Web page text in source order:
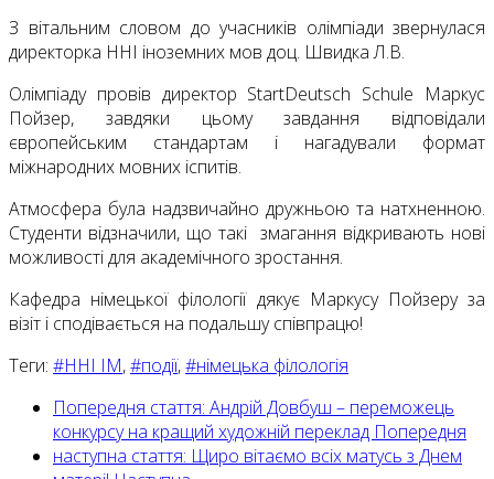
З вітальним словом до учасників олімпіади звернулася
директорка ННІ іноземних мов доц. Швидка Л.В.
Олімпіаду провів директор StartDeutsch Schule Маркус
Пойзер, завдяки цьому завдання відповідали
європейським стандартам і нагадували формат
міжнародних мовних іспитів.
Атмосфера була надзвичайно дружньою та натхненною.
Студенти відзначили, що такі змагання відкривають нові
можливості для академічного зростання.
Кафедра німецької філології дякує Маркусу Пойзеру за
візіт і сподівається на подальшу співпрацю!
Теги: #ННІ ІМ,#події,#німецька філологія
Попередня стаття: Андрій Довбуш – переможець
конкурсу на кращий художній переклад Попередня
наступна стаття: Щиро вітаємо всіх матусь з Днем